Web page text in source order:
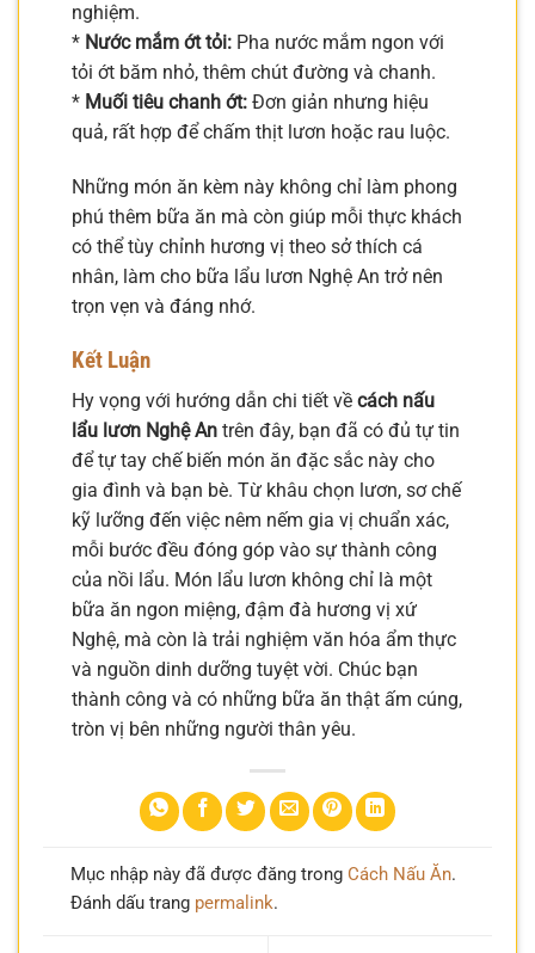
nghiệm.
* Nước mắm ớt tỏi: Pha nước mắm ngon với
tỏi ớt băm nhỏ, thêm chút đường và chanh.
* Muối tiêu chanh ớt: Đơn giản nhưng hiệu
quả, rất hợp để chấm thịt lươn hoặc rau luộc.
Những món ăn kèm này không chỉ làm phong
phú thêm bữa ăn mà còn giúp mỗi thực khách
có thể tùy chỉnh hương vị theo sở thích cá
nhân, làm cho bữa lẩu lươn Nghệ An trở nên
trọn vẹn và đáng nhớ.
Kết Luận
Hy vọng với hướng dẫn chi tiết về cách nấu
lẩu lươn Nghệ An trên đây, bạn đã có đủ tự tin
để tự tay chế biến món ăn đặc sắc này cho
gia đình và bạn bè. Từ khâu chọn lươn, sơ chế
kỹ lưỡng đến việc nêm nếm gia vị chuẩn xác,
mỗi bước đều đóng góp vào sự thành công
của nồi lẩu. Món lẩu lươn không chỉ là một
bữa ăn ngon miệng, đậm đà hương vị xứ
Nghệ, mà còn là trải nghiệm văn hóa ẩm thực
và nguồn dinh dưỡng tuyệt vời. Chúc bạn
thành công và có những bữa ăn thật ấm cúng,
tròn vị bên những người thân yêu.
Mục nhập này đã được đăng trong Cách Nấu Ăn.
Đánh dấu trang permalink.